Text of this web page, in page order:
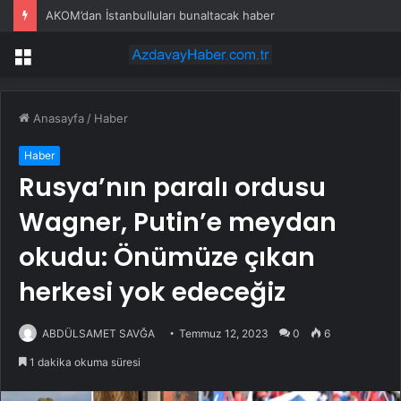
AKOM’dan İstanbulluları bunaltacak haber
Menü
Anasayfa / Haber
Haber
Rusya’nın paralı ordusu
Wagner, Putin’e meydan
okudu: Önümüze çıkan
herkesi yok edeceğiz
ABDÜLSAMET SAVĞA Temmuz 12, 2023 0 6
1 dakika okuma süresi